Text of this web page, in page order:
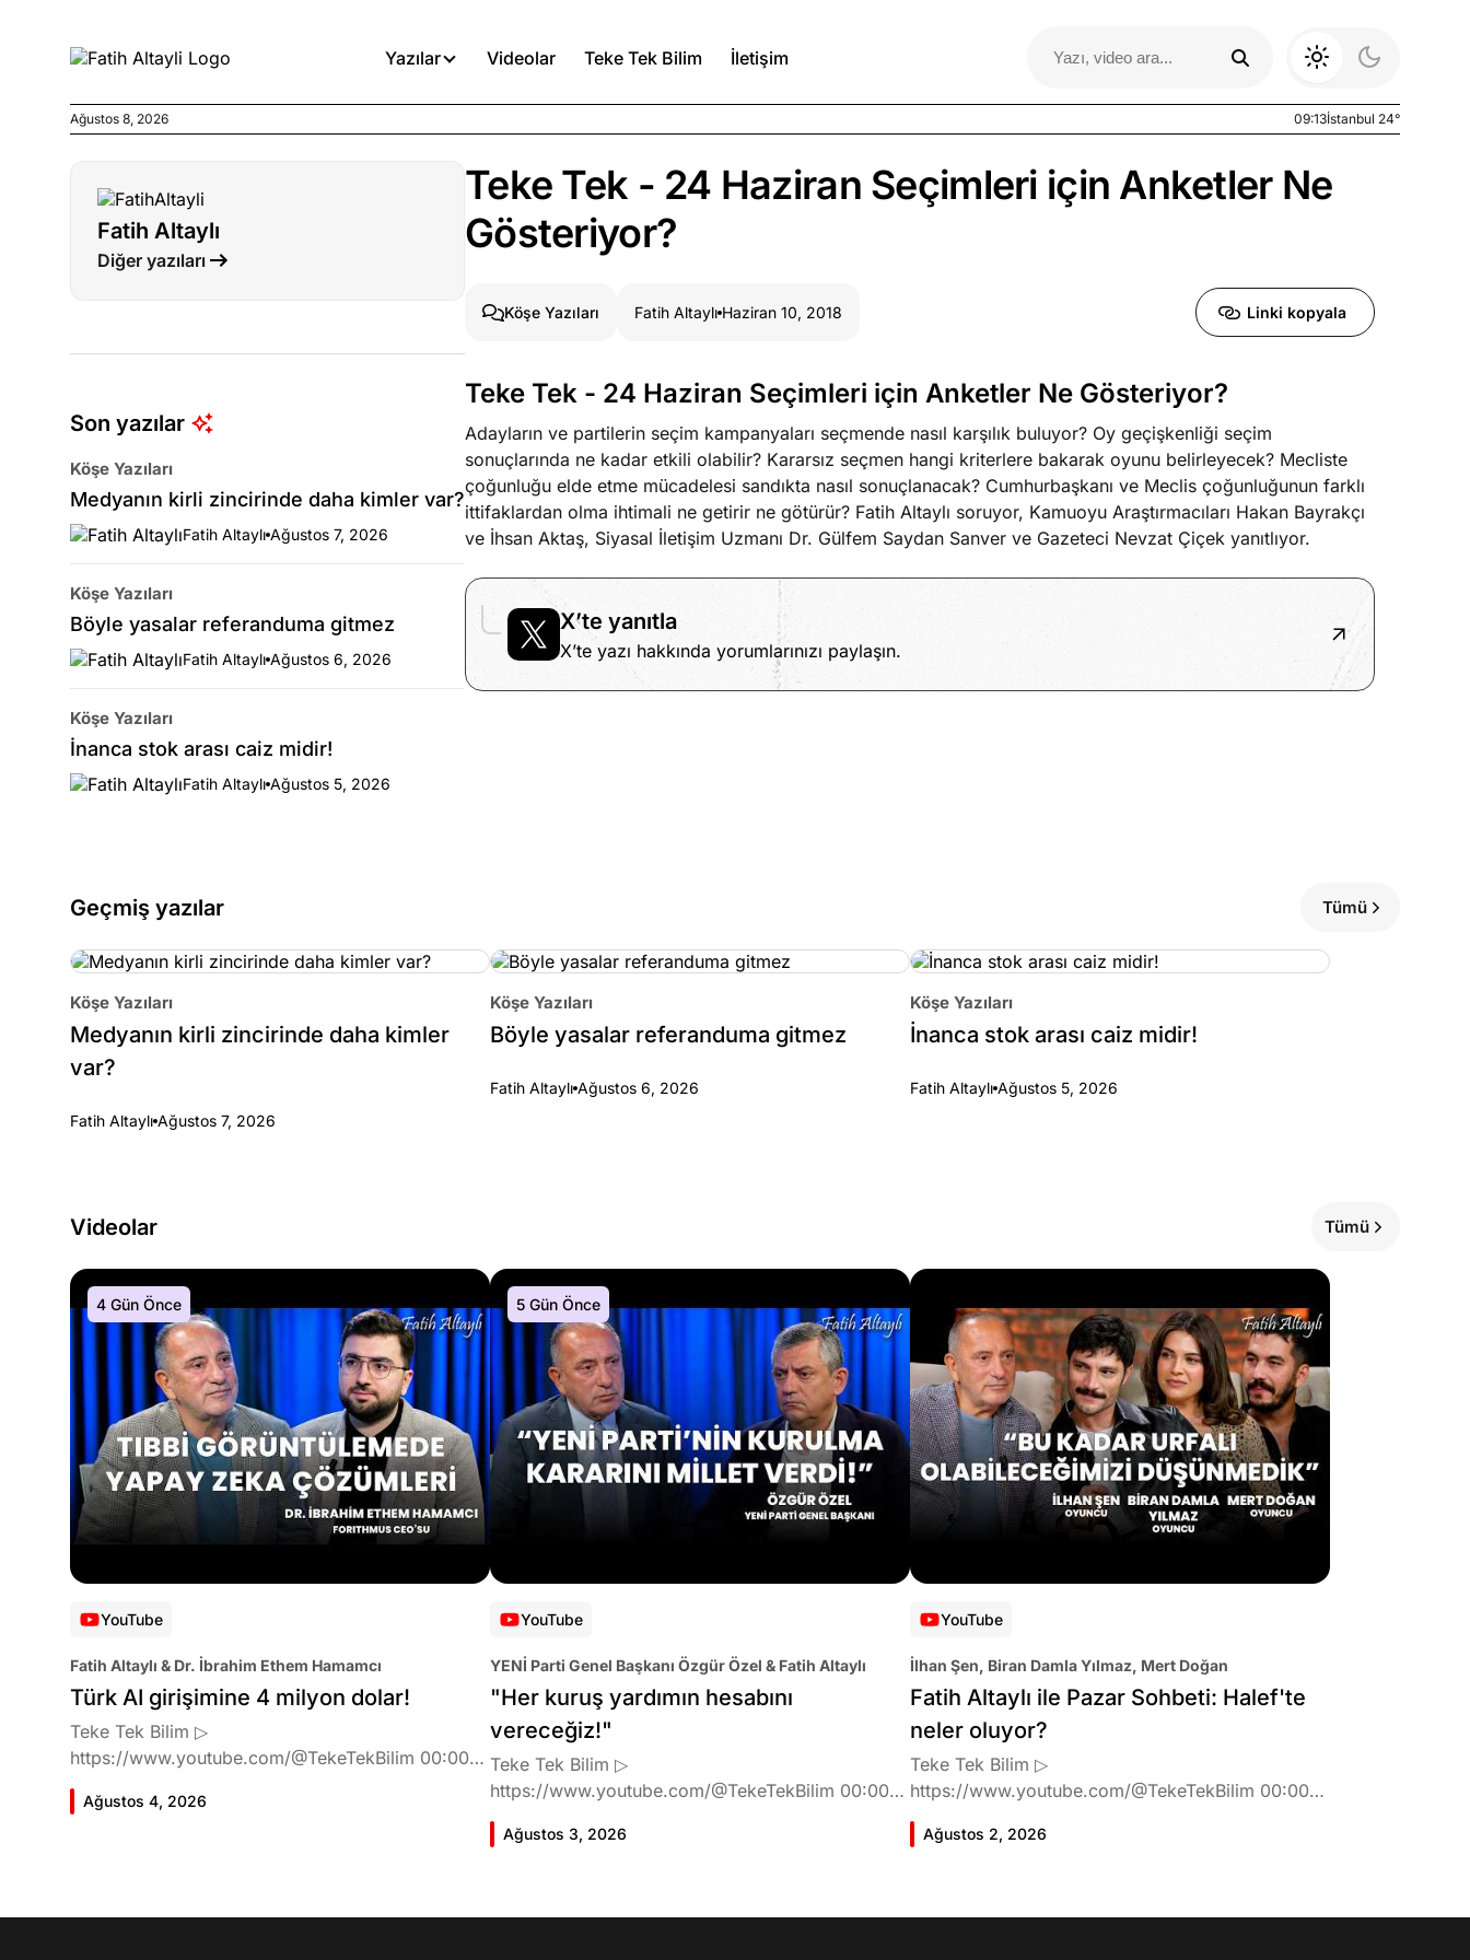
Yazılar Videolar Teke Tek Bilim İletişim
Medyanın kirli zincirinde daha kimler var?
Ağustos 6, 2026
İnanca stok arası caiz midir!
Köşe Yazıları Spor Yazıları Otomobil Yazıları
Ağustos 8, 2026 09:13İstanbul 24°
Fatih Altaylı
Diğer yazıları
Son yazılar
Köşe Yazıları
Medyanın kirli zincirinde daha kimler var?
Fatih Altaylı Ağustos 7, 2026
Köşe Yazıları
Böyle yasalar referanduma gitmez
Fatih Altaylı Ağustos 6, 2026
Köşe Yazıları
İnanca stok arası caiz midir!
Fatih Altaylı Ağustos 5, 2026
Teke Tek - 24 Haziran Seçimleri için Anketler Ne
Gösteriyor?
Köşe Yazıları Fatih Altaylı Haziran 10, 2018 Linki kopyala
Teke Tek - 24 Haziran Seçimleri için Anketler Ne Gösteriyor?
Adayların ve partilerin seçim kampanyaları seçmende nasıl karşılık buluyor? Oy geçişkenliği seçim
sonuçlarında ne kadar etkili olabilir? Kararsız seçmen hangi kriterlere bakarak oyunu belirleyecek? Mecliste
çoğunluğu elde etme mücadelesi sandıkta nasıl sonuçlanacak? Cumhurbaşkanı ve Meclis çoğunluğunun farklı
ittifaklardan olma ihtimali ne getirir ne götürür? Fatih Altaylı soruyor, Kamuoyu Araştırmacıları Hakan Bayrakçı
ve İhsan Aktaş, Siyasal İletişim Uzmanı Dr. Gülfem Saydan Sanver ve Gazeteci Nevzat Çiçek yanıtlıyor.
X’te yanıtla
X’te yazı hakkında yorumlarınızı paylaşın.
Geçmiş yazılar Tümü
Köşe Yazıları
Medyanın kirli zincirinde daha kimler
var?
Fatih Altaylı Ağustos 7, 2026
Köşe Yazıları
Böyle yasalar referanduma gitmez
Fatih Altaylı Ağustos 6, 2026
Köşe Yazıları
İnanca stok arası caiz midir!
Fatih Altaylı Ağustos 5, 2026
Videolar Tümü
4 Gün Önce
YouTube
Fatih Altaylı & Dr. İbrahim Ethem Hamamcı
Türk AI girişimine 4 milyon dolar!
Teke Tek Bilim ▷
https://www.youtube.com/@TekeTekBilim 00:00
Giriş 01:51 İbrahim Ethem Hamamcı kimdir ve
akademik çalışmaları neler? 10:54 Kendi şirketlerini
geliştirmeyi amaçlıyorlar? 16:33 Yapmaya
Ağustos 4, 2026
5 Gün Önce
YouTube
YENİ Parti Genel Başkanı Özgür Özel & Fatih Altaylı
"Her kuruş yardımın hesabını
vereceğiz!"
Teke Tek Bilim ▷
https://www.youtube.com/@TekeTekBilim 00:00
Giriş 01:58 Butlan kararı 05:58 Butlan kararı kimin
meselesi? 11:32 Kılıçdaroğlu bu günlerin sinyalini
30:09 AK Parti'ye geçişlerin duracağının garantisi
Ağustos 3, 2026
YouTube
İlhan Şen, Biran Damla Yılmaz, Mert Doğan
Fatih Altaylı ile Pazar Sohbeti: Halef'te
neler oluyor?
Teke Tek Bilim ▷
https://www.youtube.com/@TekeTekBilim 00:00
Giriş 02:46 Biran Damla Yılmaz dizi teklifi
geldiğinde neler hissetti? 05:41 Oynadığı role nasıl
neler kattı? 17:52 İlhan Şen, ayakkabı eleştirisinden
Ağustos 2, 2026